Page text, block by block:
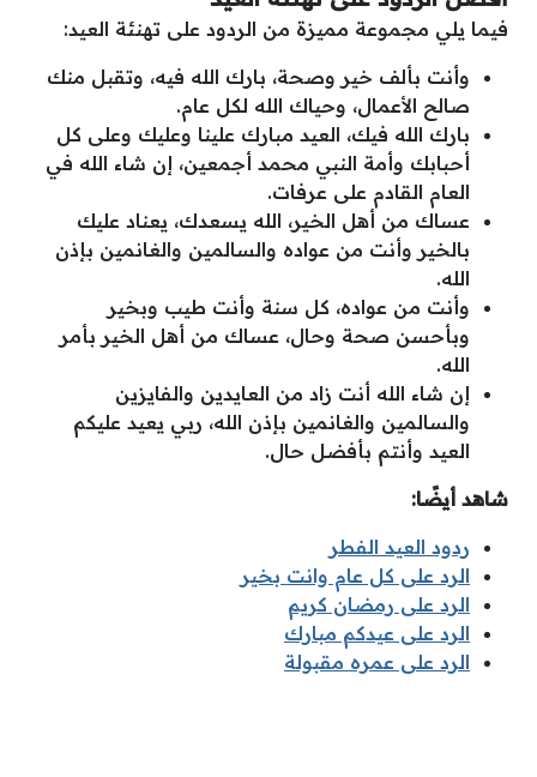
فيما يلي مجموعة مميزة من الردود على تهنئة العيد:
وأنت بألف خير وصحة، بارك الله فيه، وتقبل منك
صالح الأعمال، وحياك الله لكل عام.
بارك الله فيك، العيد مبارك علينا وعليك وعلى كل
أحبابك وأمة النبي محمد أجمعين، إن شاء الله في
العام القادم على عرفات.
عساك من أهل الخير، الله يسعدك، يعناد عليك
بالخير وأنت من عواده والسالمين والغانمين بإذن
الله.
وأنت من عواده، كل سنة وأنت طيب وبخير
وبأحسن صحة وحال، عساك من أهل الخير بأمر
الله.
إن شاء الله أنت زاد من العايدين والفايزين
والسالمين والغانمين بإذن الله، ربي يعيد عليكم
العيد وأنتم بأفضل حال.
شاهد أيضًا:
ردود العيد الفطر
الرد على كل عام وانت بخير
الرد على رمضان كريم
الرد على عيدكم مبارك
الرد على عمره مقبولة